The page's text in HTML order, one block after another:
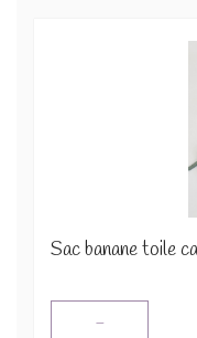
Sac banane toile
-